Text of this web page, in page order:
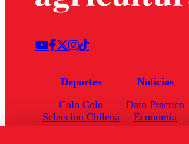
Deportes
Colo Colo
Seleccion Chilena
Noticias
Dato Practico
Economía